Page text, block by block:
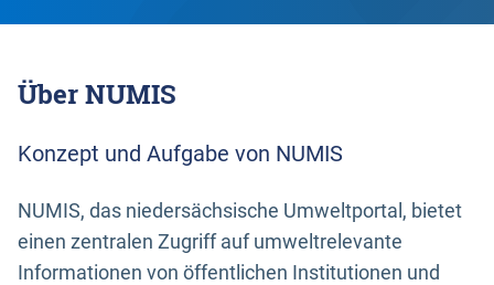
Über NUMIS
Konzept und Aufgabe von NUMIS
NUMIS, das niedersächsische Umweltportal, bietet
einen zentralen Zugriff auf umweltrelevante
Informationen von öffentlichen Institutionen und